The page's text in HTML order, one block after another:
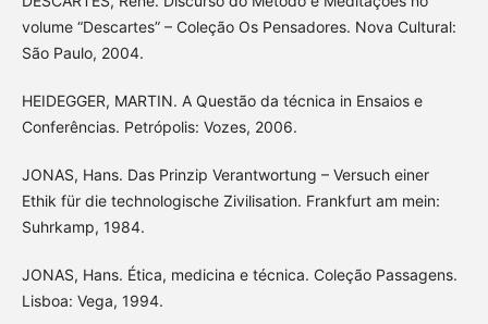
volume “Descartes” – Coleção Os Pensadores. Nova Cultural:
São Paulo, 2004.
HEIDEGGER, MARTIN. A Questão da técnica in Ensaios e
Conferências. Petrópolis: Vozes, 2006.
JONAS, Hans. Das Prinzip Verantwortung – Versuch einer
Ethik für die technologische Zivilisation. Frankfurt am mein:
Suhrkamp, 1984.
JONAS, Hans. Ética, medicina e técnica. Coleção Passagens.
Lisboa: Vega, 1994.